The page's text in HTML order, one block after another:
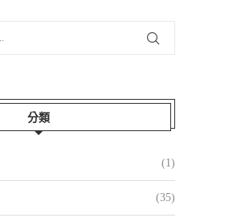
分類
(1)
(35)